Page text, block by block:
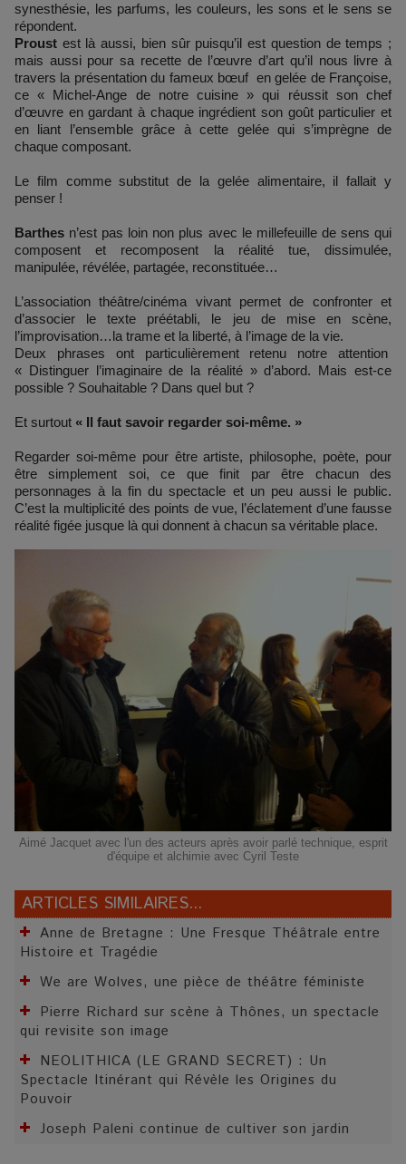
synesthésie, les parfums, les couleurs, les sons et le sens se
répondent.
Proust est là aussi, bien sûr puisqu’il est question de temps ;
mais aussi pour sa recette de l’œuvre d’art qu’il nous livre à
travers la présentation du fameux bœuf en gelée de Françoise,
ce « Michel-Ange de notre cuisine » qui réussit son chef
d’œuvre en gardant à chaque ingrédient son goût particulier et
en liant l’ensemble grâce à cette gelée qui s’imprègne de
chaque composant.
Le film comme substitut de la gelée alimentaire, il fallait y
penser !
Barthes n’est pas loin non plus avec le millefeuille de sens qui
composent et recomposent la réalité tue, dissimulée,
manipulée, révélée, partagée, reconstituée…
L’association théâtre/cinéma vivant permet de confronter et
d’associer le texte préétabli, le jeu de mise en scène,
l’improvisation…la trame et la liberté, à l’image de la vie.
Deux phrases ont particulièrement retenu notre attention
« Distinguer l’imaginaire de la réalité » d’abord. Mais est-ce
possible ? Souhaitable ? Dans quel but ?
Et surtout « Il faut savoir regarder soi-même. »
Regarder soi-même pour être artiste, philosophe, poète, pour
être simplement soi, ce que finit par être chacun des
personnages à la fin du spectacle et un peu aussi le public.
C’est la multiplicité des points de vue, l’éclatement d’une fausse
réalité figée jusque là qui donnent à chacun sa véritable place.
Aimé Jacquet avec l'un des acteurs après avoir parlé technique, esprit
d'équipe et alchimie avec Cyril Teste
ARTICLES SIMILAIRES...
Anne de Bretagne : Une Fresque Théâtrale entre
Histoire et Tragédie
We are Wolves, une pièce de théâtre féministe
Pierre Richard sur scène à Thônes, un spectacle
qui revisite son image
NEOLITHICA (LE GRAND SECRET) : Un
Spectacle Itinérant qui Révèle les Origines du
Pouvoir
Joseph Paleni continue de cultiver son jardin